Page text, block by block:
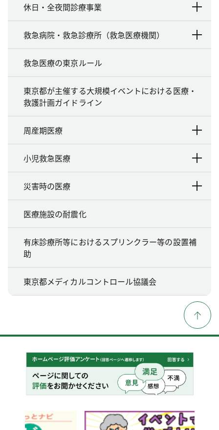
休日・全夜間診療事業
救急病院・救急診療所（救急医療機関）
救急医療の東京ルール
東京都が主催する大規模イベントにおける医療・
救護計画ガイドライン
周産期医療
小児救急医療
災害時の医療
医療施設の耐震化
有床診療所等におけるスプリンクラー等の設置補
助
東京都メディカルコントロール協議会